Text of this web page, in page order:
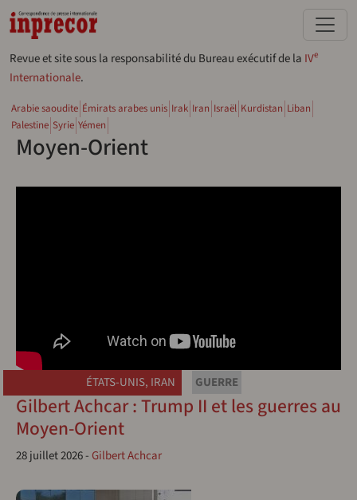
Aller au contenu principal
Revue et site sous la responsabilité du Bureau exécutif de la IVe
Internationale.
Arabie saoudite Émirats arabes unis Irak Iran Israël Kurdistan Liban
Palestine Syrie Yémen
Moyen-Orient
ÉTATS-UNIS, IRAN GUERRE
Gilbert Achcar : Trump II et les guerres au
Moyen-Orient
28 juillet 2026- Gilbert Achcar